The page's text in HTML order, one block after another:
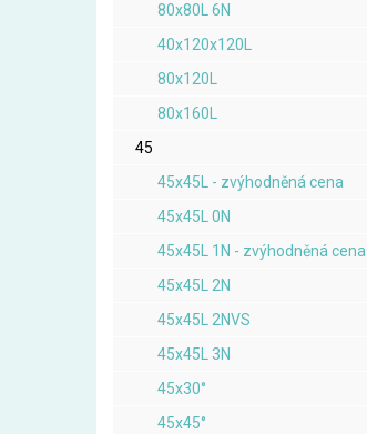
80x80L 6N
40x120x120L
80x120L
80x160L
45
45x45L - zvýhodněná cena
45x45L 0N
45x45L 1N - zvýhodněná cena
45x45L 2N
45x45L 2NVS
45x45L 3N
45x30°
45x45°